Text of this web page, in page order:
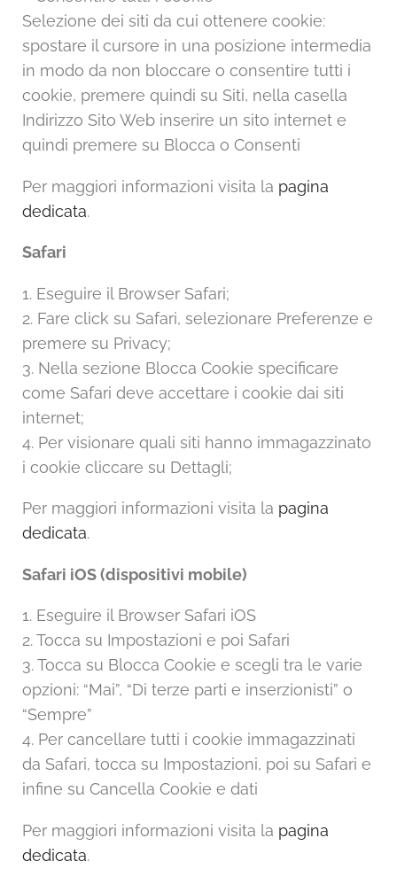
Selezione dei siti da cui ottenere cookie:
spostare il cursore in una posizione intermedia
in modo da non bloccare o consentire tutti i
cookie, premere quindi su Siti, nella casella
Indirizzo Sito Web inserire un sito internet e
quindi premere su Blocca o Consenti
Per maggiori informazioni visita la pagina
dedicata.
Safari
1. Eseguire il Browser Safari;
2. Fare click su Safari, selezionare Preferenze e
premere su Privacy;
3. Nella sezione Blocca Cookie specificare
come Safari deve accettare i cookie dai siti
internet;
4. Per visionare quali siti hanno immagazzinato
i cookie cliccare su Dettagli;
Per maggiori informazioni visita la pagina
dedicata.
Safari iOS (dispositivi mobile)
1. Eseguire il Browser Safari iOS
2. Tocca su Impostazioni e poi Safari
3. Tocca su Blocca Cookie e scegli tra le varie
opzioni: “Mai”, “Di terze parti e inserzionisti” o
“Sempre”
4. Per cancellare tutti i cookie immagazzinati
da Safari, tocca su Impostazioni, poi su Safari e
infine su Cancella Cookie e dati
Per maggiori informazioni visita la pagina
dedicata.